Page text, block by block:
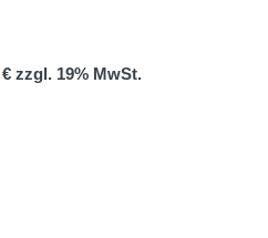
€ zzgl. 19% MwSt.